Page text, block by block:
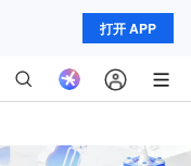
打开 APP